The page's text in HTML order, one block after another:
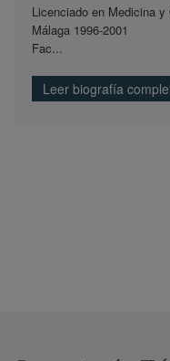
Licenciado en Medicina
Málaga 1996-2001
Fac...
Leer biografía